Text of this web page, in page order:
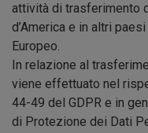
attività di trasferimento
d’America e in altri
Europeo.
In relazione al
viene effettuato nel
44-49 del GDPR e in
di Protezione dei Dati